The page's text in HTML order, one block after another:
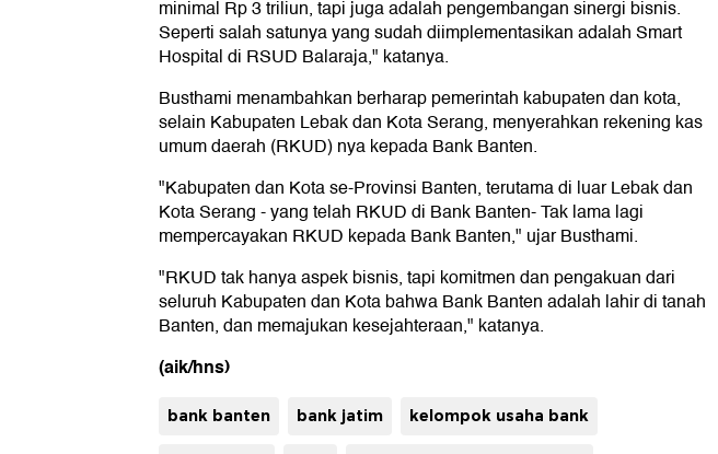
minimal Rp 3 triliun, tapi juga adalah pengembangan sinergi bisnis.
Seperti salah satunya yang sudah diimplementasikan adalah Smart
Hospital di RSUD Balaraja," katanya.
Busthami menambahkan berharap pemerintah kabupaten dan kota,
selain Kabupaten Lebak dan Kota Serang, menyerahkan rekening kas
umum daerah (RKUD) nya kepada Bank Banten.
"Kabupaten dan Kota se-Provinsi Banten, terutama di luar Lebak dan
Kota Serang - yang telah RKUD di Bank Banten- Tak lama lagi
mempercayakan RKUD kepada Bank Banten," ujar Busthami.
"RKUD tak hanya aspek bisnis, tapi komitmen dan pengakuan dari
seluruh Kabupaten dan Kota bahwa Bank Banten adalah lahir di tanah
Banten, dan memajukan kesejahteraan," katanya.
(aik/hns)
bank banten bank jatim kelompok usaha bank